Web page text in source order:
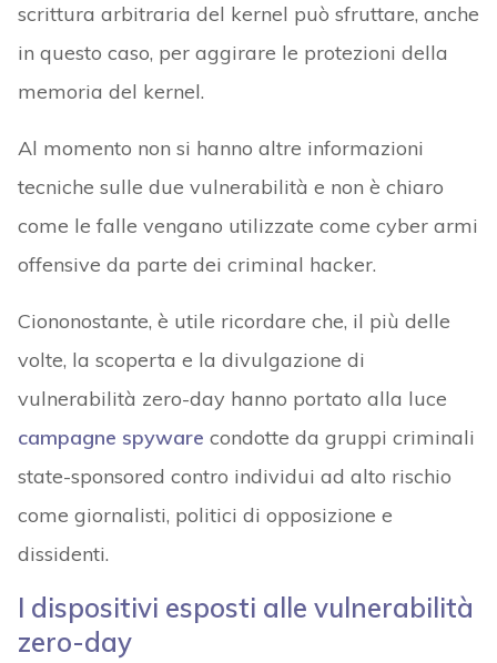
scrittura arbitraria del kernel può sfruttare, anche
in questo caso, per aggirare le protezioni della
memoria del kernel.
Al momento non si hanno altre informazioni
tecniche sulle due vulnerabilità e non è chiaro
come le falle vengano utilizzate come cyber armi
offensive da parte dei criminal hacker.
Ciononostante, è utile ricordare che, il più delle
volte, la scoperta e la divulgazione di
vulnerabilità zero-day hanno portato alla luce
campagne spyware condotte da gruppi criminali
state-sponsored contro individui ad alto rischio
come giornalisti, politici di opposizione e
dissidenti.
I dispositivi esposti alle vulnerabilità
zero-day